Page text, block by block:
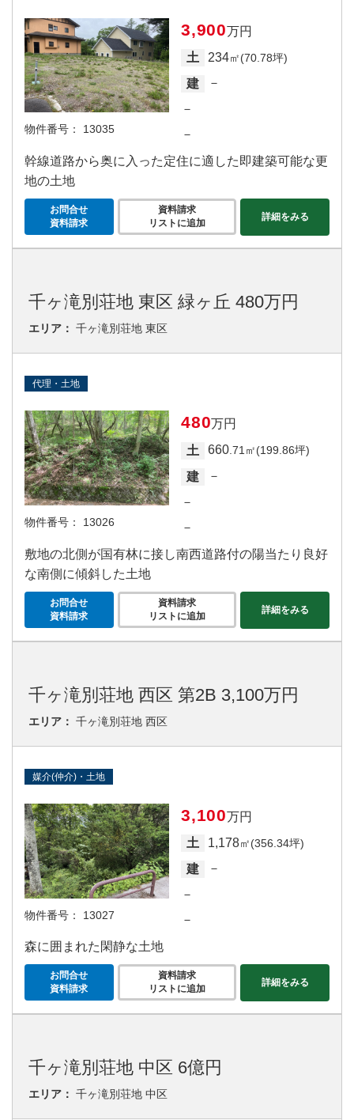
物件番号： 13035
3,900万円
土
234㎡(70.78坪)
建
－
－
－
幹線道路から奥に入った定住に適した即建築可能な更
地の土地
お問合せ
資料請求
資料請求
リストに追加
詳細をみる
千ヶ滝別荘地 東区 緑ヶ丘 480万円
エリア： 千ヶ滝別荘地 東区
代理・土地
物件番号： 13026
480万円
土
660 .71㎡(199.86坪)
建
－
－
－
敷地の北側が国有林に接し南西道路付の陽当たり良好
な南側に傾斜した土地
お問合せ
資料請求
資料請求
リストに追加
詳細をみる
千ヶ滝別荘地 西区 第2B 3,100万円
エリア： 千ヶ滝別荘地 西区
媒介(仲介)・土地
物件番号： 13027
3,100万円
土
1,178㎡(356.34坪)
建
－
－
－
森に囲まれた閑静な土地
お問合せ
資料請求
資料請求
リストに追加
詳細をみる
千ヶ滝別荘地 中区 6億円
エリア： 千ヶ滝別荘地 中区